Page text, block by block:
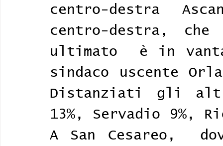
centro-destra
centro-destra,
ultimato  è in
sindaco uscente
Distanziati gli
13%, Servadio 9%,
A San Cesareo,